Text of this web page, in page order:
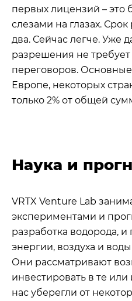
первых лицензий – это
слезами на глазах.
два. Сейчас легче. Уже
разрешения не
переговоров.
Европе, некоторых
только 2% от общей
Наука и
VRTX Venture Lab
экспериментами и
разработка водорода,
энергии, воздуха и
Они рассматривают
инвестировать в те
нас уберегли от